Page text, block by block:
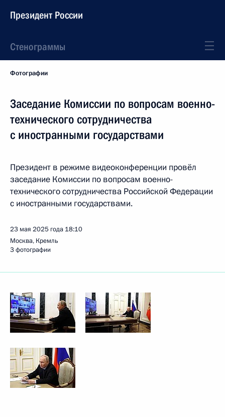
Президент России
Стенограммы
Фотографии
Заседание Комиссии по вопросам военно-
технического сотрудничества
с иностранными государствами
Президент в режиме видеоконференции провёл
заседание Комиссии по вопросам военно-
технического сотрудничества Российской Федерации
с иностранными государствами.
23 мая 2025 года 18:10
Москва, Кремль
3 фотографии